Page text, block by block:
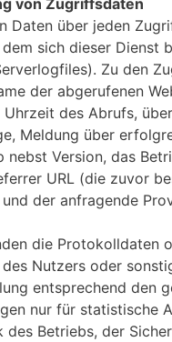
von Zugriffsdaten
Daten über jeden
dem sich dieser Dienst
Zu den
der abgerufenen
Uhrzeit des Abrufs,
Meldung über
nebst Version, das
URL (die zuvor
und der anfragende
die Protokolldaten
des Nutzers oder
entsprechend den
nur für statistische
des Betriebs, der